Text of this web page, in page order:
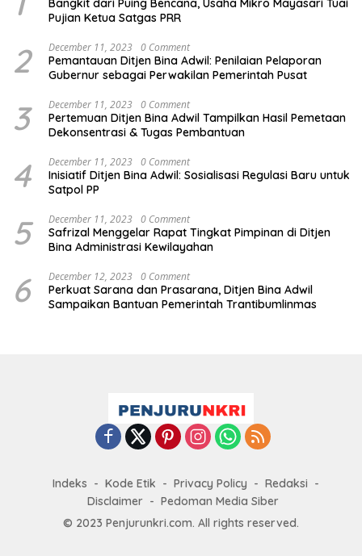
Bangkit dari Puing Bencana, Usaha Mikro Mayasari Tuai
Pujian Ketua Satgas PRR
2 December 11, 2023 0 Comment
Pemantauan Ditjen Bina Adwil: Penilaian Pelaporan
Gubernur sebagai Perwakilan Pemerintah Pusat
3 December 11, 2023 0 Comment
Pertemuan Ditjen Bina Adwil Tampilkan Hasil Pemetaan
Dekonsentrasi & Tugas Pembantuan
4 December 11, 2023 0 Comment
Inisiatif Ditjen Bina Adwil: Sosialisasi Regulasi Baru untuk
Satpol PP
5 December 11, 2023 0 Comment
Safrizal Menggelar Rapat Tingkat Pimpinan di Ditjen
Bina Administrasi Kewilayahan
6 December 12, 2023 0 Comment
Perkuat Sarana dan Prasarana, Ditjen Bina Adwil
Sampaikan Bantuan Pemerintah Trantibumlinmas
Indeks Kode Etik Privacy Policy
Redaksi
Disclaimer
Pedoman Media Siber
© 2023 Penjurunkri.com. All rights reserved.